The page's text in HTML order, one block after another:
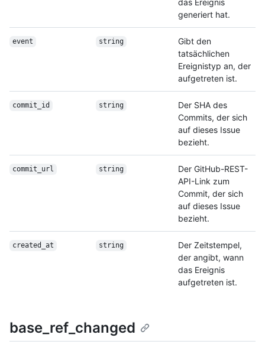
generiert hat.
event string
Gibt den
tatsächlichen
Ereignistyp an, der
aufgetreten ist.
commit_id string
Der SHA des
Commits, der sich
auf dieses Issue
bezieht.
commit_url string
Der GitHub-REST-
API-Link zum
Commit, der sich
auf dieses Issue
bezieht.
created_at string
Der Zeitstempel,
der angibt, wann
das Ereignis
aufgetreten ist.
base_ref_changed